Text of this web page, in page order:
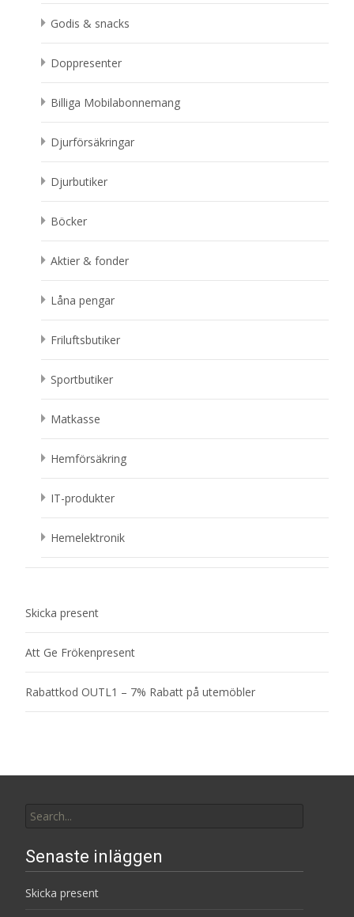
Godis & snacks
Doppresenter
Billiga Mobilabonnemang
Djurförsäkringar
Djurbutiker
Böcker
Aktier & fonder
Låna pengar
Friluftsbutiker
Sportbutiker
Matkasse
Hemförsäkring
IT-produkter
Hemelektronik
Skicka present
Att Ge Frökenpresent
Rabattkod OUTL1 – 7% Rabatt på utemöbler
for:
Senaste inläggen
Skicka present